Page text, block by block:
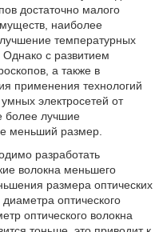
достаточно малого
наиболее
температурных
Однако с развитием
а также в
применения технологий
электросетей от
более лучшие
меньший размер.
разработать
волокна меньшего
размера оптических
оптического
оптического волокна